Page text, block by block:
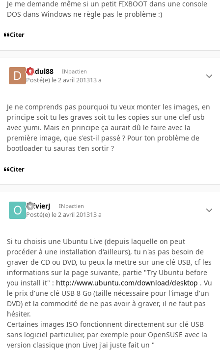
Je me demande même si un petit FIXBOOT dans une console
DOS dans Windows ne règle pas le problème :)
Citer
dudul88 INpactien
Posté(e) le 2 avril 201313 a
Je ne comprends pas pourquoi tu veux monter les images, en
principe soit tu les graves soit tu les copies sur une clef usb
avec yumi. Mais en principe ça aurait dû le faire avec la
première image, que s'est-il passé ? Pour ton problème de
bootloader tu sauras t'en sortir ?
Citer
OlivierJ INpactien
Posté(e) le 2 avril 201313 a
Si tu choisis une Ubuntu Live (depuis laquelle on peut
procéder à une installation d'ailleurs), tu n'as pas besoin de
graver de CD ou DVD, tu peux la mettre sur une clé USB, cf les
informations sur la page suivante, partie "Try Ubuntu before
you install it" : http://www.ubuntu.com/download/desktop . Vu
le prix d'une clé USB 8 Go (taille nécessaire pour l'image d'un
DVD) et la commodité de ne pas avoir à graver, il ne faut pas
hésiter.
Certaines images ISO fonctionnent directement sur clé USB
sans logiciel particulier, par exemple pour OpenSUSE avec la
version classique (non Live) j'ai juste fait un "